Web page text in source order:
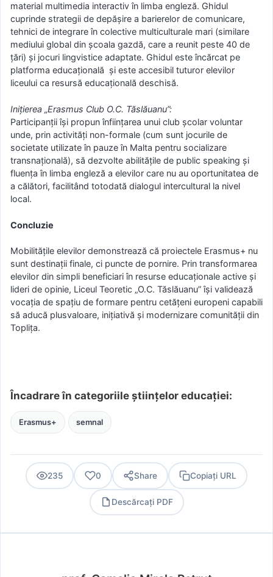
material multimedia interactiv în limba engleză. Ghidul
cuprinde strategii de depășire a barierelor de comunicare,
tehnici de integrare în colective multiculturale mari (similare
mediului global din școala gazdă, care a reunit peste 40 de
țări) și jocuri lingvistice adaptate. Ghidul este încărcat pe
platforma educațională și este accesibil tuturor elevilor
liceului ca resursă educațională deschisă.
Inițierea „Erasmus Club O.C. Tăslăuanu”:
Participanții își propun înființarea unui club școlar voluntar
unde, prin activități non-formale (cum sunt jocurile de
societate utilizate în pauze în Malta pentru socializare
transnațională), să dezvolte abilitățile de public speaking și
fluența în limba engleză a elevilor care nu au oportunitatea de
a călători, facilitând totodată dialogul intercultural la nivel
local.
Concluzie
Mobilitățile elevilor demonstrează că proiectele Erasmus+ nu
sunt destinații finale, ci puncte de pornire. Prin transformarea
elevilor din simpli beneficiari în resurse educaționale active și
lideri de opinie, Liceul Teoretic „O.C. Tăslăuanu” își validează
vocația de spațiu de formare pentru cetățeni europeni capabili
să aducă plusvaloare, inițiativă și modernizare comunității din
Toplița.
Încadrare în categoriile științelor educației:
Erasmus+ semnal
235 0 Share Copiați URL
Descărcați PDF